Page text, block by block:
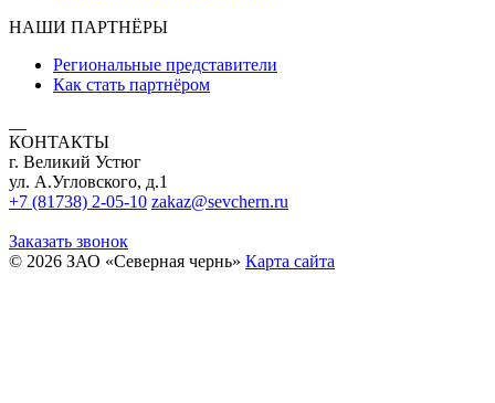
НАШИ ПАРТНЁРЫ
Региональные представители
Как стать партнёром
КОНТАКТЫ
г. Великий Устюг
ул. А.Угловского, д.1
+7 (81738) 2-05-10 zakaz@sevchern.ru
Заказать звонок
© 2026 ЗАО «Северная чернь» Карта сайта